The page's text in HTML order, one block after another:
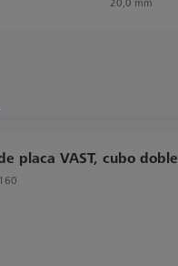
placa VAST, cubo doble